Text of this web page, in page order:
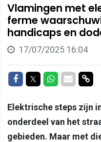
Vlamingen met
ferme
handicaps en
17/07/2025 16:04
Delen op Facebook
Delen op Twitter
Delen op
Delen
Elektrische steps zijn
onderdeel van het
gebieden. Maar met